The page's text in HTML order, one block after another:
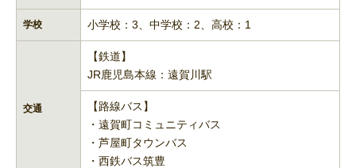
学校 小学校：3、中学校：2、高校：1
交通
【鉄道】
JR鹿児島本線：遠賀川駅
【路線バス】
・遠賀町コミュニティバス
・芦屋町タウンバス
・西鉄バス筑豊